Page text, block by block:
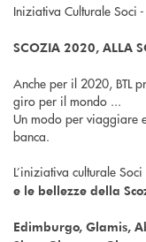
Iniziativa Culturale Soci -
SCOZIA 2020, ALLA
Anche per il 2020, BTL
giro per il mondo ...
Un modo per viaggiare
banca.
L’iniziativa culturale
e le bellezze della
Edimburgo, Glamis,